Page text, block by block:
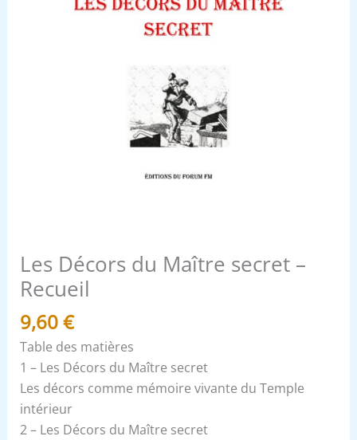
Les Décors du Maître secret –
Recueil
9,60€
Table des matières
1 – Les Décors du Maître secret
Les décors comme mémoire vivante du Temple
intérieur
2 – Les Décors du Maître secret